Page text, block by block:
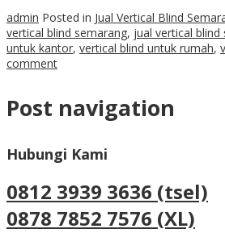
admin Posted in Jual Vertical Blind
vertical blind semarang, jual vertical blind
untuk kantor, vertical blind untuk rumah,
comment
Post navigation
Hubungi Kami
0812 3939 3636 (tsel)
0878 7852 7576 (XL)